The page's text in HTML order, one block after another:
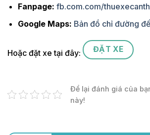
Fanpage: fb.com.com/
Google Maps: Bản đồ chỉ đường
Hoặc đặt xe tại đây: ĐẶT XE
Để lại đánh giá của
này!